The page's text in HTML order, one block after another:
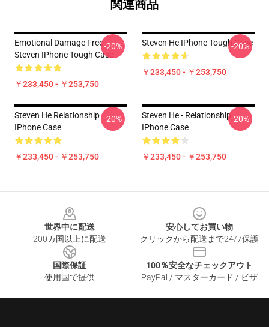
関連商品
Emotional Damage Free
Steven IPhone Tough Case
￥233,450 - ￥253,750
-20% Steven He IPhone Tough Case
￥233,450 - ￥253,750
-20%
Steven He Relationship
IPhone Case
￥233,450 - ￥253,750
-20%
Steven He - Relationship
IPhone Case
￥233,450 - ￥253,750
-20%
世界中に配送
200カ国以上に配送
安心してお買い物
クリックから配送まで24/7保護
国際保証
使用国で提供
100％安全なチェックアウト
PayPal / マスターカード / ビザ